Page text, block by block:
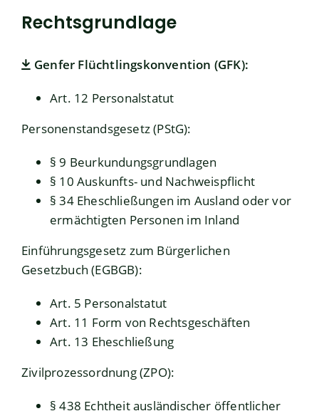
Rechtsgrundlage
Genfer Flüchtlingskonvention (GFK):
Art. 12 Personalstatut
Personenstandsgesetz (PStG):
§ 9 Beurkundungsgrundlagen
§ 10 Auskunfts- und Nachweispflicht
§ 34 Eheschließungen im Ausland oder vor
ermächtigten Personen im Inland
Einführungsgesetz zum Bürgerlichen
Gesetzbuch (EGBGB):
Art. 5 Personalstatut
Art. 11 Form von Rechtsgeschäften
Art. 13 Eheschließung
Zivilprozessordnung (ZPO):
§ 438 Echtheit ausländischer öffentlicher